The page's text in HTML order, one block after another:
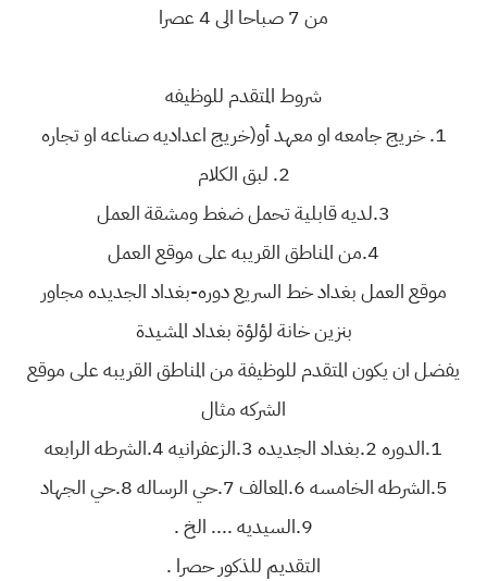
من 7 صباحا الى 4 عصرا
شروط المتقدم للوظيفه
1. خريج جامعه او معهد أو(خريج اعداديه صناعه او تجاره
2. لبق الكلام
3.لديه قابلية تحمل ضغط ومشقة العمل
4.من المناطق القريبه على موقع العمل
موقع العمل بغداد خط السريع دوره-بغداد الجديده مجاور
بنزين خانة لؤلؤة بغداد المشيدة
يفضل ان يكون المتقدم للوظيفة من المناطق القريبه على موقع
الشركه مثال
1.الدوره 2.بغداد الجديده 3.الزعفرانيه 4.الشرطه الرابعه
5.الشرطه الخامسه 6.المعالف 7.حي الرساله 8.حي الجهاد
9.السيديه .... الخ .
التقديم للذكور حصرا .